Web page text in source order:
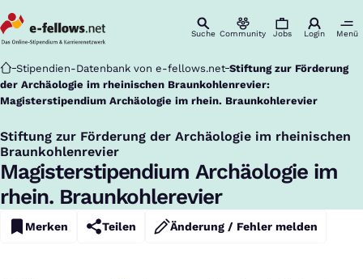
Suche Community Jobs Login Menü
Startseite
Stipendien-Datenbank von e-fellows.net Stiftung zur Förderung
der Archäologie im rheinischen Braunkohlenrevier:
Magisterstipendium Archäologie im rhein. Braunkohlerevier
Stiftung zur Förderung der Archäologie im rheinischen
Braunkohlenrevier
:
Magisterstipendium Archäologie im
rhein. Braunkohlerevier
Merken Teilen Änderung / Fehler melden